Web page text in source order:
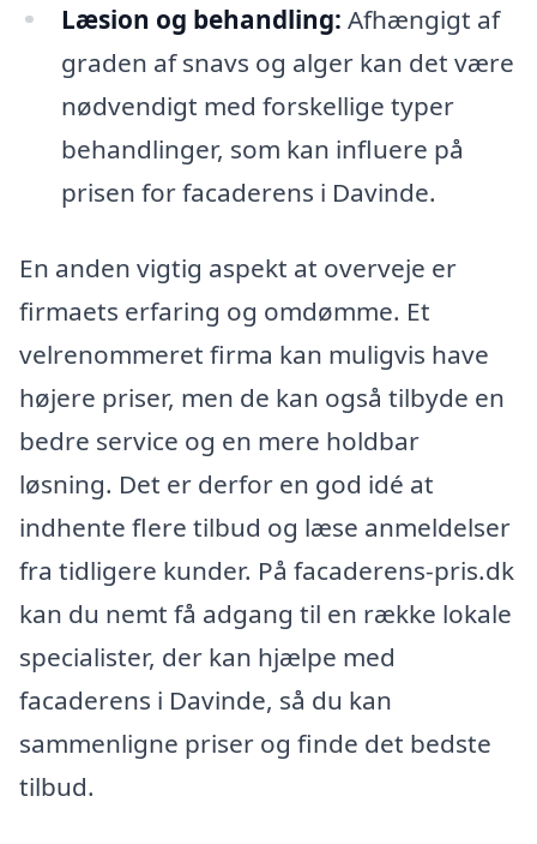
Læsion og behandling: Afhængigt af
graden af snavs og alger kan det være
nødvendigt med forskellige typer
behandlinger, som kan influere på
prisen for facaderens i Davinde.
En anden vigtig aspekt at overveje er
firmaets erfaring og omdømme. Et
velrenommeret firma kan muligvis have
højere priser, men de kan også tilbyde en
bedre service og en mere holdbar
løsning. Det er derfor en god idé at
indhente flere tilbud og læse anmeldelser
fra tidligere kunder. På facaderens-pris.dk
kan du nemt få adgang til en række lokale
specialister, der kan hjælpe med
facaderens i Davinde, så du kan
sammenligne priser og finde det bedste
tilbud.